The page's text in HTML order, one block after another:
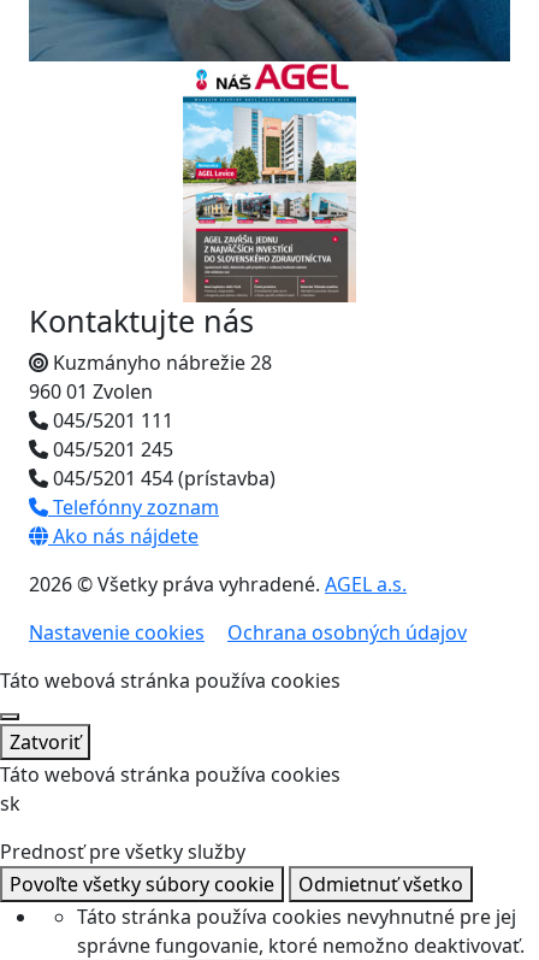
Kontaktujte nás
Kuzmányho nábrežie 28
960 01 Zvolen
045/5201 111
045/5201 245
045/5201 454 (prístavba)
Telefónny zoznam
Ako nás nájdete
2026 © Všetky práva vyhradené. AGEL a.s.
Nastavenie cookies
Ochrana osobných údajov
Táto webová stránka používa cookies
Zatvoriť
Táto webová stránka používa cookies
sk
Prednosť pre všetky služby
Povoľte všetky súbory cookie
Odmietnuť všetko
Táto stránka používa cookies nevyhnutné pre jej
správne fungovanie, ktoré nemožno deaktivovať.